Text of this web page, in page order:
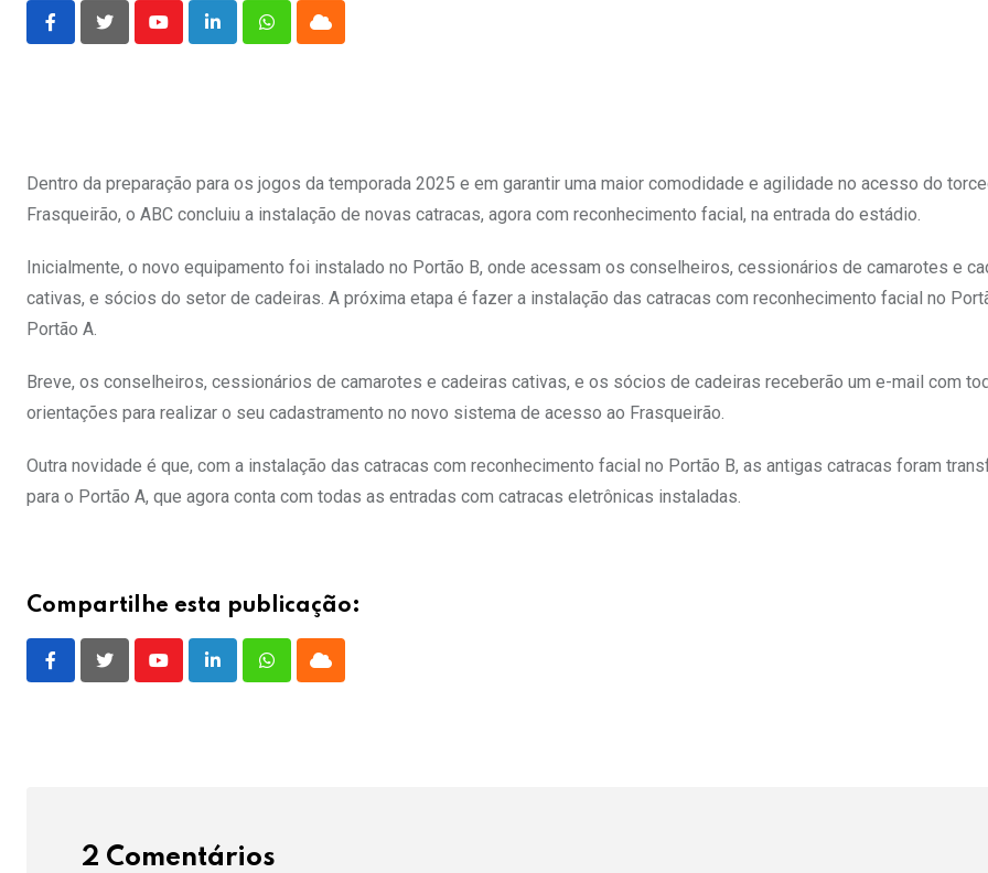
YoutubeLinkedInWhatsappCloud
Dentro da preparação para os jogos da temporada 2025 e em garantir uma maior comodidade e agilidade no acesso do
Frasqueirão, o ABC concluiu a instalação de novas catracas, agora com reconhecimento facial, na entrada do estádio.
Inicialmente, o novo equipamento foi instalado no Portão B, onde acessam os conselheiros, cessionários de camarotes e
cativas, e sócios do setor de cadeiras. A próxima etapa é fazer a instalação das catracas com reconhecimento facial no
Portão A.
Breve, os conselheiros, cessionários de camarotes e cadeiras cativas, e os sócios de cadeiras receberão um e-mail com
orientações para realizar o seu cadastramento no novo sistema de acesso ao Frasqueirão.
Outra novidade é que, com a instalação das catracas com reconhecimento facial no Portão B, as antigas catracas foram
para o Portão A, que agora conta com todas as entradas com catracas eletrônicas instaladas.
Compartilhe esta publicação:
YoutubeLinkedInWhatsappCloud
2 Comentários